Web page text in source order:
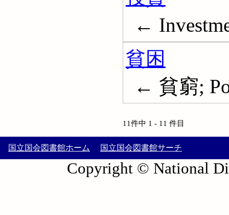
←
貧困
← 貧窮;
11件中 1 - 11 件目
国立国会図書館ホーム 国立国会図書館サーチ
Copyright © National